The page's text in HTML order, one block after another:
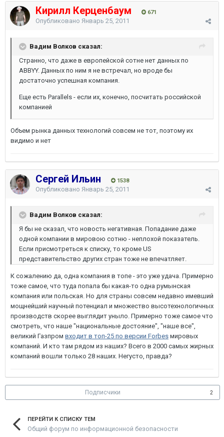
Кирилл Керценбаум 671
Опубликовано Январь 25, 2011
Вадим Волков сказал:
Странно, что даже в европейской сотне нет данных по
ABBYY. Данных по ним я не встречал, но вроде бы
достаточно успешная компания.
Еще есть Parallels - если их, конечно, посчитать российской
компанией
Объем рынка данных технологий совсем не тот, поэтому их
видимо и нет
Сергей Ильин 1538
Опубликовано Январь 25, 2011
Вадим Волков сказал:
Я бы не сказал, что новость негативная. Попадание даже
одной компании в мировою сотню - неплохой показатель.
Если присмотреться к списку, то кроме US
представительство других стран тоже не впечатляет.
К сожалению да, одна компания в топе - это уже удача. Примерно
тоже самое, что туда попала бы какая-то одна румынская
компания или польская. Но для страны совсем недавно имевший
мощнейший научный потенциал и множество высотехнологичных
производств скорее выглядит уныло. Примерно тоже самое что
смотреть, что наше "национальные достояние", "наше все",
великий Газпром входит в топ-25 по версии Forbes мировых
компаний. И кто там рядом из наших? Всего в 2000 самых жирных
компаний вошли только 28 наших. Негусто, правда?
Подписчики 2
ПЕРЕЙТИ К СПИСКУ ТЕМ
Общий форум по информационной безопасности